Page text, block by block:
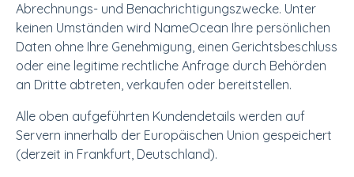
Abrechnungs- und Benachrichtigungszwecke. Unter
keinen Umständen wird NameOcean Ihre persönlichen
Daten ohne Ihre Genehmigung, einen Gerichtsbeschluss
oder eine legitime rechtliche Anfrage durch Behörden
an Dritte abtreten, verkaufen oder bereitstellen.
Alle oben aufgeführten Kundendetails werden auf
Servern innerhalb der Europäischen Union gespeichert
(derzeit in Frankfurt, Deutschland).